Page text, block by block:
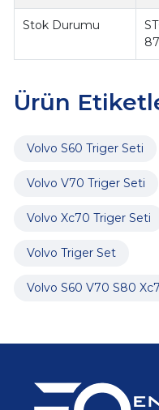
Stok Durumu
Ürün
Volvo S60 Triger Seti
Volvo V70 Triger Seti
Volvo Xc70 Triger Seti
Volvo Triger Set
Volvo S60 V70 S80